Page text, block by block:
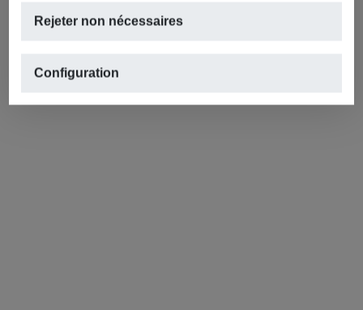
Rejeter non nécessaires
Configuration